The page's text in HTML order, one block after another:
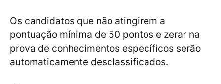
Os candidatos que não atingirem a
pontuação mínima de 50 pontos e zerar na
prova de conhecimentos específicos serão
automaticamente desclassificados.